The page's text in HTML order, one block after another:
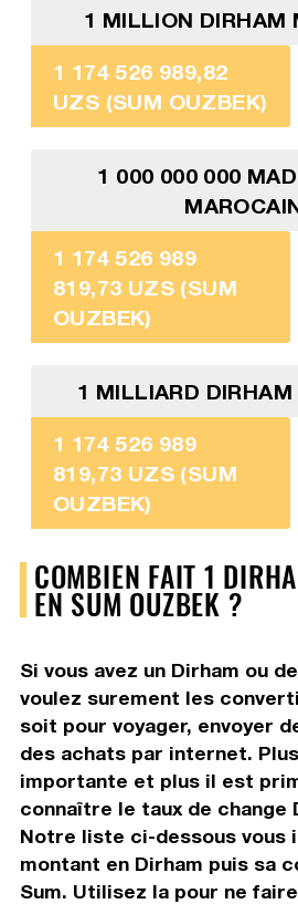
1 MILLION DIRHAM
1 174 526 989,82
UZS (SUM OUZBEK)
1 000 000 000
1 174 526 989
819,73 UZS (SUM
OUZBEK)
1 MILLIARD DIRHAM
1 174 526 989
819,73 UZS (SUM
OUZBEK)
COMBIEN FAIT 1
EN SUM OUZBEK ?
Si vous avez un Dirham ou
voulez surement les
soit pour voyager, envoyer
des achats par internet.
importante et plus il est
connaître le taux de change
Notre liste ci-dessous vous
montant en Dirham puis sa
Sum. Utilisez la pour ne